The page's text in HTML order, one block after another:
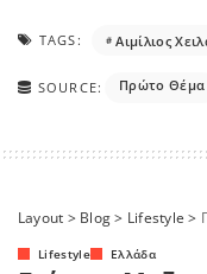
TAGS: Αιμίλιος
SOURCE: Πρώτο Θέμα
Layout > Blog> Lifestyle >
Lifestyle Ελλάδα